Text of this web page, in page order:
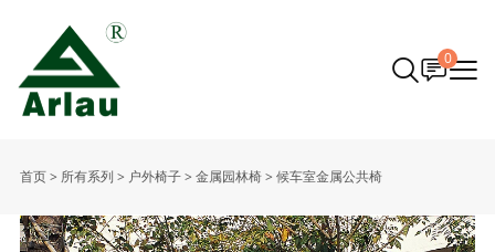
0
首页> 所有系列 > 户外椅子> 金属园林椅> 候车室金属公共椅